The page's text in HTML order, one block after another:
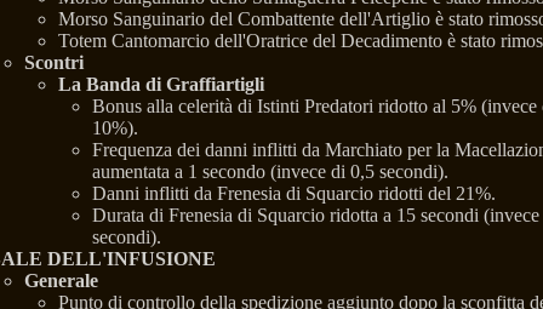
Morso Sanguinario del Combattente dell'Artiglio è stato
Totem Cantomarcio dell'Oratrice del Decadimento è stato
Scontri
La Banda di Graffiartigli
Bonus alla celerità di Istinti Predatori ridotto al 5% (invece
10%).
Frequenza dei danni inflitti da Marchiato per la
aumentata a 1 secondo (invece di 0,5 secondi).
Danni inflitti da Frenesia di Squarcio ridotti del 21%.
Durata di Frenesia di Squarcio ridotta a 15 secondi
secondi).
DELL'INFUSIONE
Generale
Punto di controllo della spedizione aggiunto dopo la sconfitta